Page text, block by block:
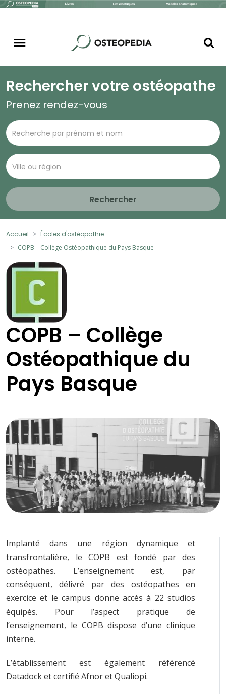
Rechercher votre ostéopathe
Prenez rendez-vous
Rechercher
Accueil
Écoles d'ostéopathie
COPB – Collège Ostéopathique du Pays Basque
COPB – Collège
Ostéopathique du
Pays Basque
Implanté dans une région dynamique et
transfrontalière, le COPB est fondé par des
ostéopathes. L’enseignement est, par
conséquent, délivré par des ostéopathes en
exercice et le campus donne accès à 22 studios
équipés. Pour l’aspect pratique de
l’enseignement, le COPB dispose d’une clinique
interne.
L’établissement est également référencé
Datadock et certifié Afnor et Qualiopi.